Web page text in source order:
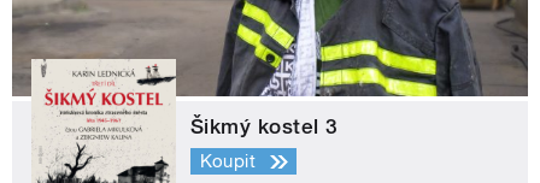
Šikmý kostel 3
Koupit